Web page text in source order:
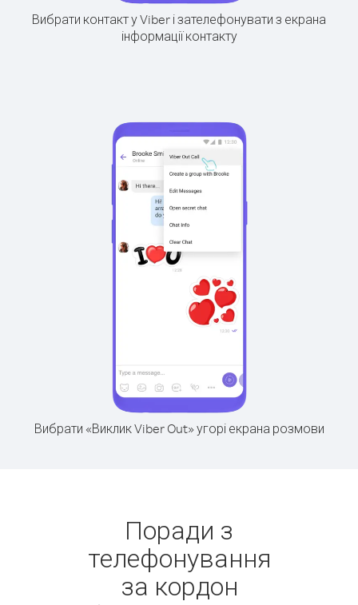
Вибрати контакт у Viber і зателефонувати з екрана
інформації контакту
Вибрати «Виклик Viber Out» угорі екрана розмови
Поради з
телефонування
за кордон